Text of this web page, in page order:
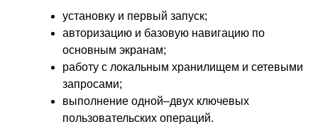
установку и первый запуск;
авторизацию и базовую навигацию по
основным экранам;
работу с локальным хранилищем и сетевыми
запросами;
выполнение одной–двух ключевых
пользовательских операций.